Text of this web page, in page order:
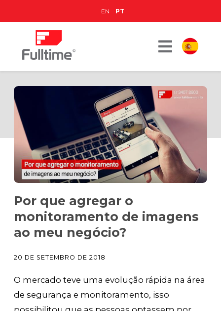
EN PT
Por que agregar o
monitoramento de imagens
ao meu negócio?
20 DE SETEMBRO DE 2018
O mercado teve uma evolução rápida na área
de segurança e monitoramento, isso